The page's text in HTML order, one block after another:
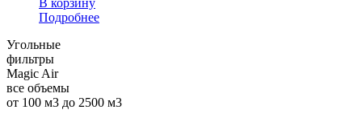
В корзину
Подробнее
Угольные
фильтры
Magic Air
все объемы
от 100 м3 до 2500 м3